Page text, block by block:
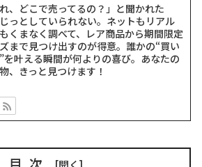
れ、どこで売ってるの？」と聞かれた
っとしていられない。ネットもリアル
くまなく調べて、レア商品から期間限定
まで見つけ出すのが得意。誰かの“買い
を叶える瞬間が何よりの喜び。あなたの
、きっと見つけます！
目次